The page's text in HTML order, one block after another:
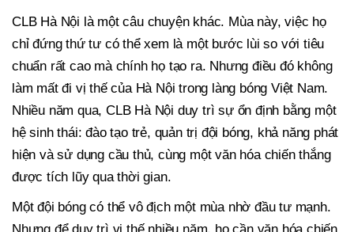
CLB Hà Nội là một câu chuyện khác. Mùa này, việc họ
chỉ đứng thứ tư có thể xem là một bước lùi so với tiêu
chuẩn rất cao mà chính họ tạo ra. Nhưng điều đó không
làm mất đi vị thế của Hà Nội trong làng bóng Việt Nam.
Nhiều năm qua, CLB Hà Nội duy trì sự ổn định bằng một
hệ sinh thái: đào tạo trẻ, quản trị đội bóng, khả năng phát
hiện và sử dụng cầu thủ, cùng một văn hóa chiến thắng
được tích lũy qua thời gian.
Một đội bóng có thể vô địch một mùa nhờ đầu tư mạnh.